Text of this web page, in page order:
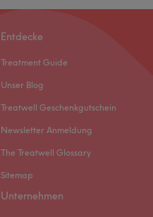
Entdecke
Treatment Guide
Unser Blog
Treatwell Geschenkgutschein
Newsletter Anmeldung
The Treatwell Glossary
Sitemap
Unternehmen